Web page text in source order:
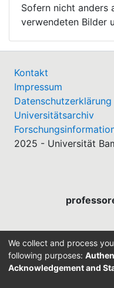
Sofern nicht anders
verwendeten Bilder
Kontakt
Impressum
Datenschutzerklärung
Universitätsarchiv
2025 - Universität
Built withDSpace-CRIS
We collect and process
following purposes:
Acknowledgement and